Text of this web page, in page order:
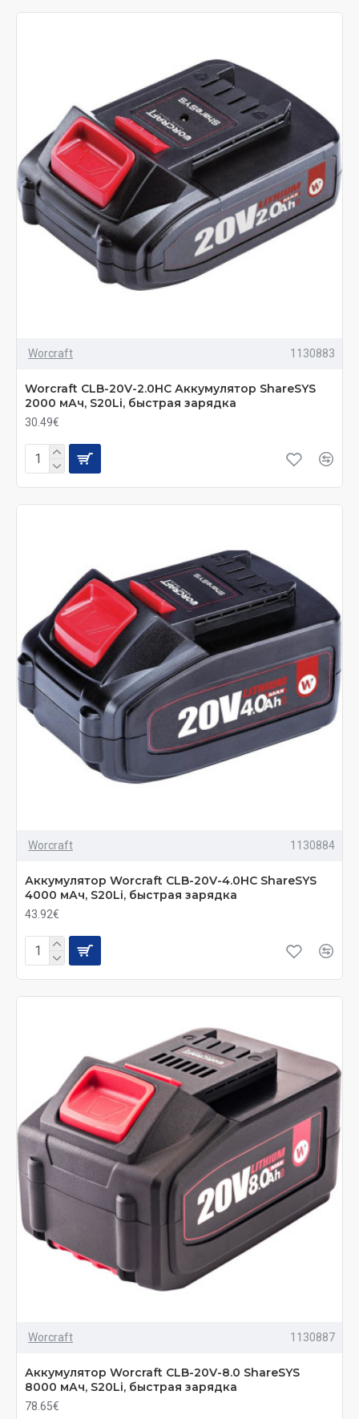
Worcraft 1130883
Worcraft CLB-20V-2.0HC Аккумулятор ShareSYS
2000 мАч, S20Li, быстрая зарядка
30.49€
Worcraft 1130884
Аккумулятор Worcraft CLB-20V-4.0HC ShareSYS
4000 мАч, S20Li, быстрая зарядка
43.92€
Worcraft 1130887
Аккумулятор Worcraft CLB-20V-8.0 ShareSYS
8000 мАч, S20Li, быстрая зарядка
78.65€